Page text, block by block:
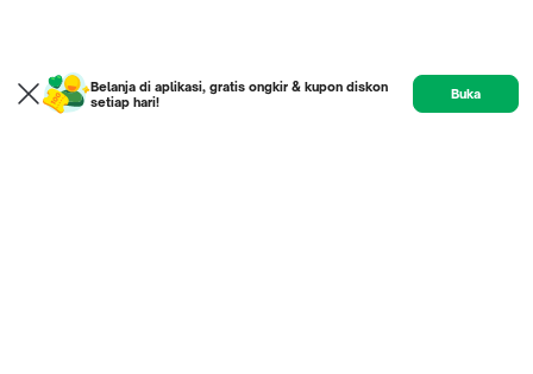
Belanja di aplikasi, gratis ongkir & kupon diskon
setiap hari!
Buka